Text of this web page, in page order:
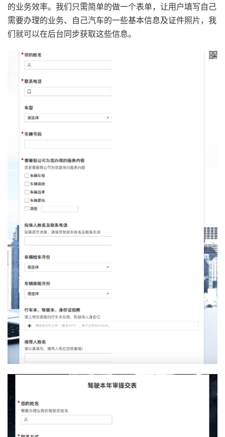
的业务效率。我们只需简单的做一个表单，让用户填写自己
需要办理的业务、自己汽车的一些基本信息及证件照片，我
们就可以在后台同步获取这些信息。